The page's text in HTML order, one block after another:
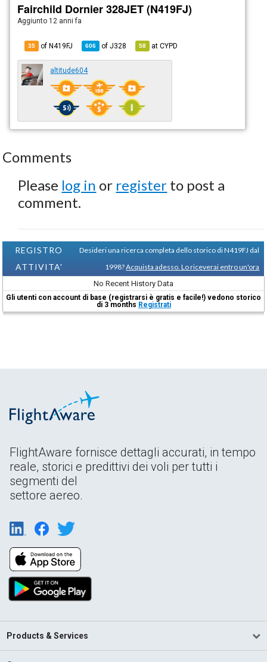
Fairchild Dornier 328JET (N419FJ)
Aggiunto 12 anni fa
35 of N419FJ 606 ofJ328 58 atCYPD
altitude604
Comments
Please log in or register to post a
comment.
REGISTRO
ATTIVITA'
Desideri una ricerca completa dello storico di N419FJ dal
1998?Acquista adesso. Lo riceverai entro un'ora
No Recent History Data
Gli utenti con account di base (registrarsi è gratis e facile!) vedono storico
di 3 months Registrati
FlightAware fornisce dettagli accurati, in tempo
reale, storici e predittivi dei voli per tutti i
segmenti del
settore aereo.
Products & Services